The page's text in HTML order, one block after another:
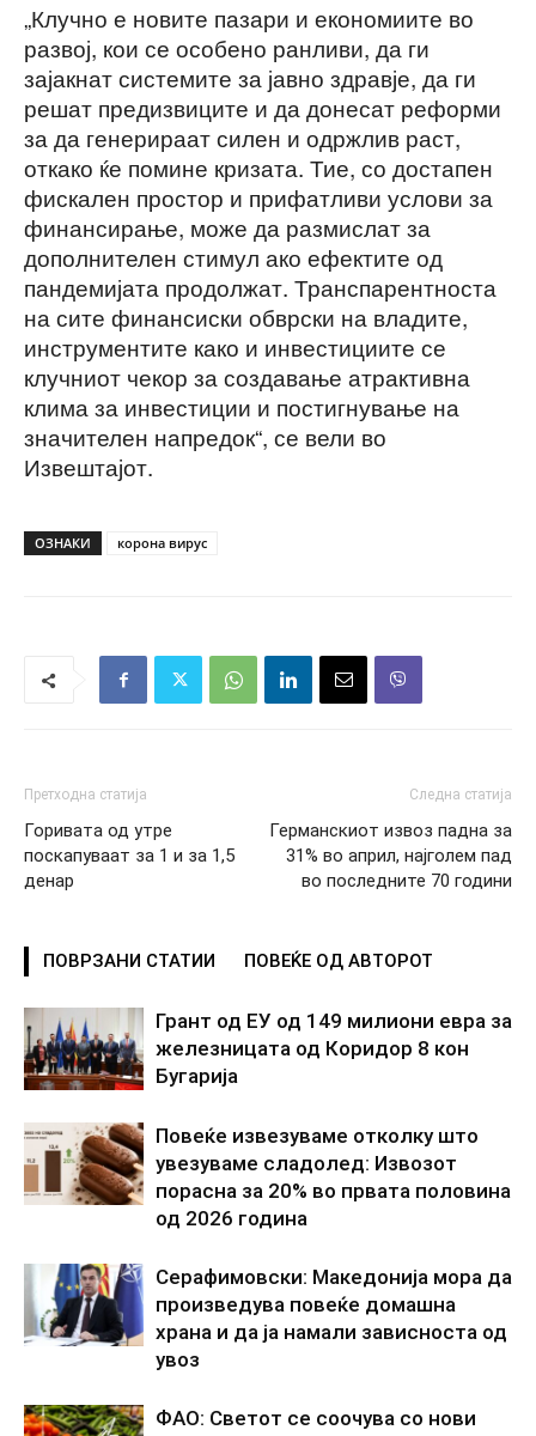
„Клучно е новите пазари и економиите во
развој, кои се особено ранливи, да ги
зајакнат системите за јавно здравје, да ги
решат предизвиците и да донесат реформи
за да генерираат силен и одржлив раст,
откако ќе помине кризата. Тие, со достапен
фискален простор и прифатливи услови за
финансирање, може да размислат за
дополнителен стимул ако ефектите од
пандемијата продолжат. Транспарентноста
на сите финансиски обврски на владите,
инструментите како и инвестициите се
клучниот чекор за создавање атрактивна
клима за инвестиции и постигнување на
значителен напредок“, се вели во
Извештајот.
ОЗНАКИ корона вирус
Претходна статија
Горивата од утре
поскaпуваат за 1 и за 1,5
денар
Следна статија
Германскиот извоз падна за
31% во април, најголем пад
во последните 70 години
ПОВРЗАНИ СТАТИИ ПОВЕЌЕ ОД АВТОРОТ
Грант од ЕУ од 149 милиони евра за
железницата од Коридор 8 кон
Бугарија
Повеќе извезуваме отколку што
увезуваме сладолед: Извозот
порасна за 20% во првата половина
од 2026 година
Серафимовски: Македонија мора да
произведува повеќе домашна
храна и да ја намали зависноста од
увоз
ФАО: Светот се соочува со нови